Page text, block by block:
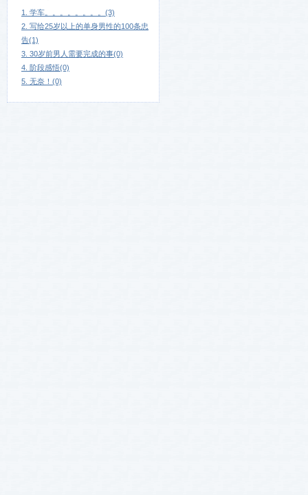
1. 学车。。。。。。。。(3)
2. 写给25岁以上的单身男性的100条忠
告(1)
3. 30岁前男人需要完成的事(0)
4. 阶段感悟(0)
5. 无奈！(0)